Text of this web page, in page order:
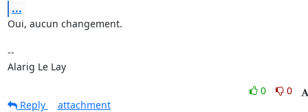
...
Oui, aucun changement.
--
Alarig Le Lay
0
0
Reply
attachment